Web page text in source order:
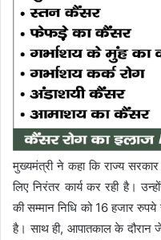
मुख्यमंत्री ने कहा कि राज्य
लिए निरंतर कार्य कर रही है।
की सम्मान निधि को 16 हजार
है। साथ ही, आपातकाल के